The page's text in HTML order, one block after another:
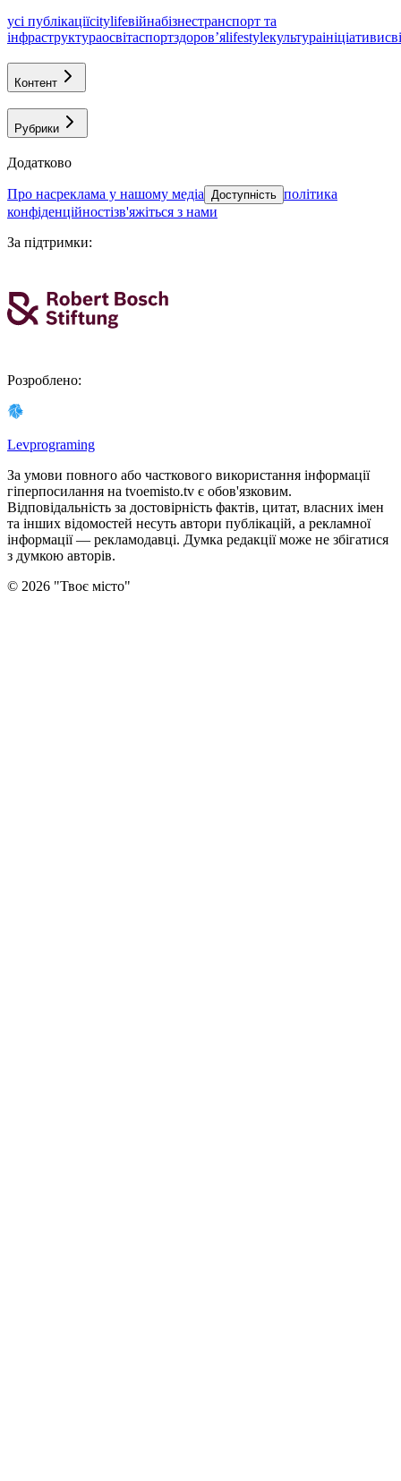
усі публікаціїcitylifeвійнабізнестранспорт та
інфраструктураосвітаспортздоровʼяlifestyleкультураініціативи
Контент
Рубрики
Додатково
про насреклама у нашому медіа Доступність політика
конфіденційностізв'яжіться з нами
За підтримки:
Розроблено:
Levprograming
За умови повного або часткового використання iнформацiї
гіперпосилання на tvoemisto.tv є обов'язковим.
Відповідальність за достовірність фактів, цитат, власних імен
та інших відомостей несуть автори публікацій, а рекламної
інформації — рекламодавці. Думка редакцiї може не збiгатися
з думкою авторiв.
© 2026 "Твоє місто"